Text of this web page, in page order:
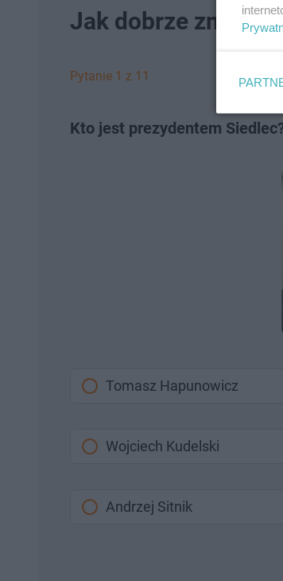
Jak dobrze znasz
Pytanie 1 z 11
Kto jest prezydentem
Tomasz Hapunowicz
Wojciech Kudelski
Andrzej Sitnik